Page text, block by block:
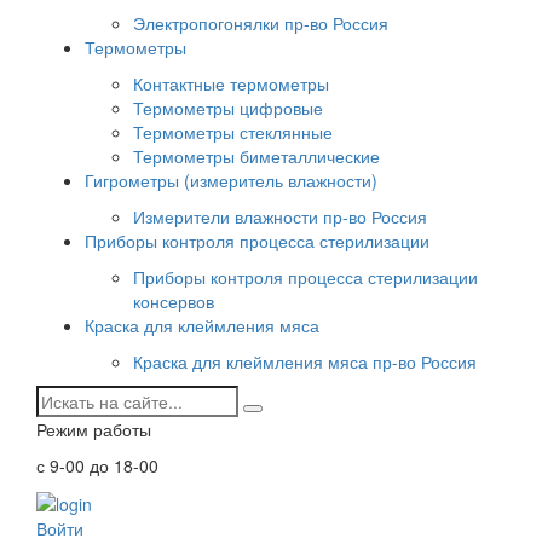
Электропогонялки пр-во Россия
Термометры
Контактные термометры
Термометры цифровые
Термометры стеклянные
Термометры биметаллические
Гигрометры (измеритель влажности)
Измерители влажности пр-во Россия
Приборы контроля процесса стерилизации
Приборы контроля процесса стерилизации
консервов
Краска для клеймления мяса
Краска для клеймления мяса пр-во Россия
Режим работы
с 9-00 до 18-00
Войти